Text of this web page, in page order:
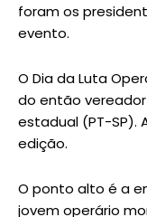
foram os
evento.
O Dia da Luta
do então
estadual (PT-SP).
edição.
O ponto alto é a
jovem operário